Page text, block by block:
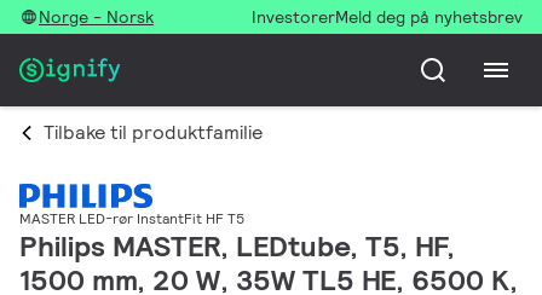
Norge - Norsk InvestorerMeld deg på nyhetsbrev
Tilbake til produktfamilie
MASTER LED-rør InstantFit HF T5
Philips MASTER, LEDtube, T5, HF,
1500 mm, 20 W, 35W TL5 HE, 6500 K,